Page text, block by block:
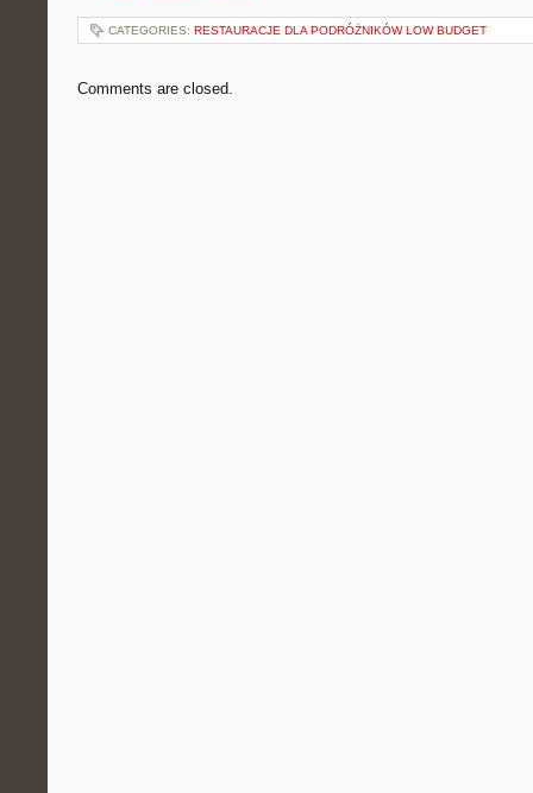
CATEGORIES: RESTAURACJE DLA PODRÓŻNIKÓW LOW BUDGET
Comments are closed.